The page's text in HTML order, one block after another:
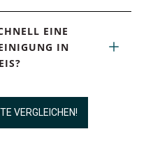
EINE
IN
VERGLEICHEN!